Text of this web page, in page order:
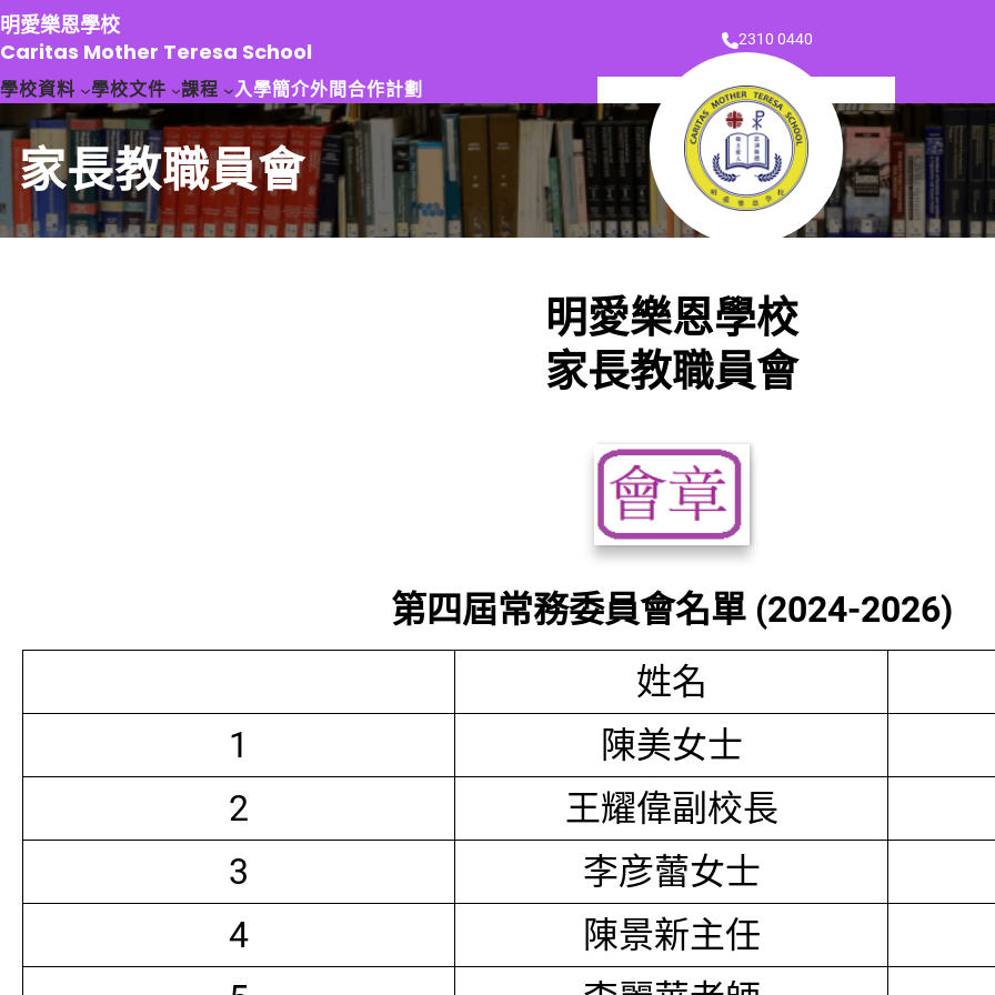
跳
至
主
要
容
明愛樂恩學校
Caritas Mother Teresa School
2310 0440
學校資料 學校文件 課程 入學簡介外間合作計劃
家長教職員會
明愛樂恩學校
家長教職員會
第四屆常務委員會名單 (2024-2026)
姓名
1
陳美女士
2
王耀偉副校長
3
李彦蕾女士
4
陳景新主任